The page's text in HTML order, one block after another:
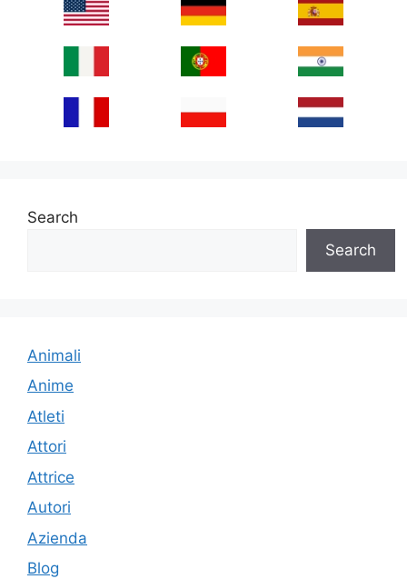
Search
Search
Animali
Anime
Atleti
Attori
Attrice
Autori
Azienda
Blog